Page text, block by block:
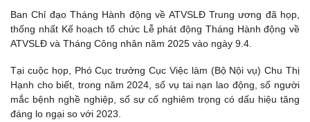
Ban Chỉ đạo Tháng Hành động về ATVSLĐ Trung ương đã họp,
thống nhất Kế hoạch tổ chức Lễ phát động Tháng Hành động về
ATVSLĐ và Tháng Công nhân năm 2025 vào ngày 9.4.
Tại cuộc họp, Phó Cục trưởng Cục Việc làm (Bộ Nội vụ) Chu Thị
Hạnh cho biết, trong năm 2024, số vụ tai nạn lao động, số người
mắc bệnh nghề nghiệp, số sự cố nghiêm trọng có dấu hiệu tăng
đáng lo ngại so với 2023.